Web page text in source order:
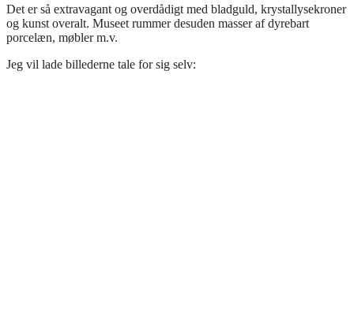
Det er så extravagant og overdådigt med bladguld, krystallysekroner
og kunst overalt. Museet rummer desuden masser af dyrebart
porcelæn, møbler m.v.
Jeg vil lade billederne tale for sig selv: